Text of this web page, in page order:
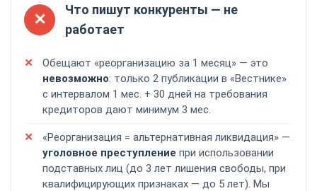
✕
Что пишут конкуренты — не
работает
Обещают «реорганизацию за 1 месяц» — это
невозможно: только 2 публикации в «Вестнике»
с интервалом 1 мес. + 30 дней на требования
кредиторов дают минимум 3 мес.
«Реорганизация = альтернативная ликвидация» —
уголовное преступление при использовании
подставных лиц (до 3 лет лишения свободы, при
квалифицирующих признаках — до 5 лет). Мы